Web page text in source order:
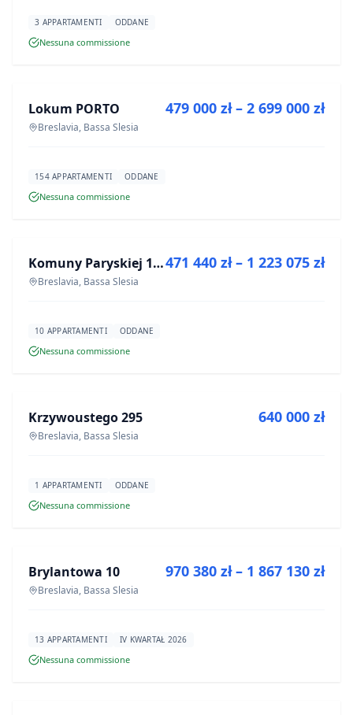
3 APPARTAMENTI ODDANE
Nessuna commissione
PROGETTO
Lokum PORTO
Breslavia, Bassa Slesia
479 000 zł – 2 699 000 zł
154 APPARTAMENTI ODDANE
Nessuna commissione
PROGETTO Komuny Paryskiej 19a
Breslavia, Bassa Slesia
471 440 zł – 1 223 075 zł
10 APPARTAMENTI ODDANE
Nessuna commissione
PROGETTO
Krzywoustego 295
Breslavia, Bassa Slesia
640 000 zł
1 APPARTAMENTI ODDANE
Nessuna commissione
PROGETTO
Brylantowa 10
Breslavia, Bassa Slesia
970 380 zł – 1 867 130 zł
13 APPARTAMENTI IV KWARTAŁ 2026
Nessuna commissione